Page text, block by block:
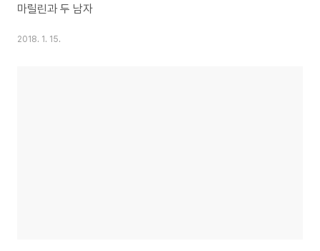
마릴린과 두 남자
2018. 1. 15.